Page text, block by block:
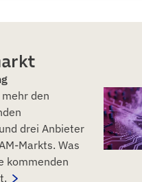
den
drei Anbieter
Markts. Was
kommenden